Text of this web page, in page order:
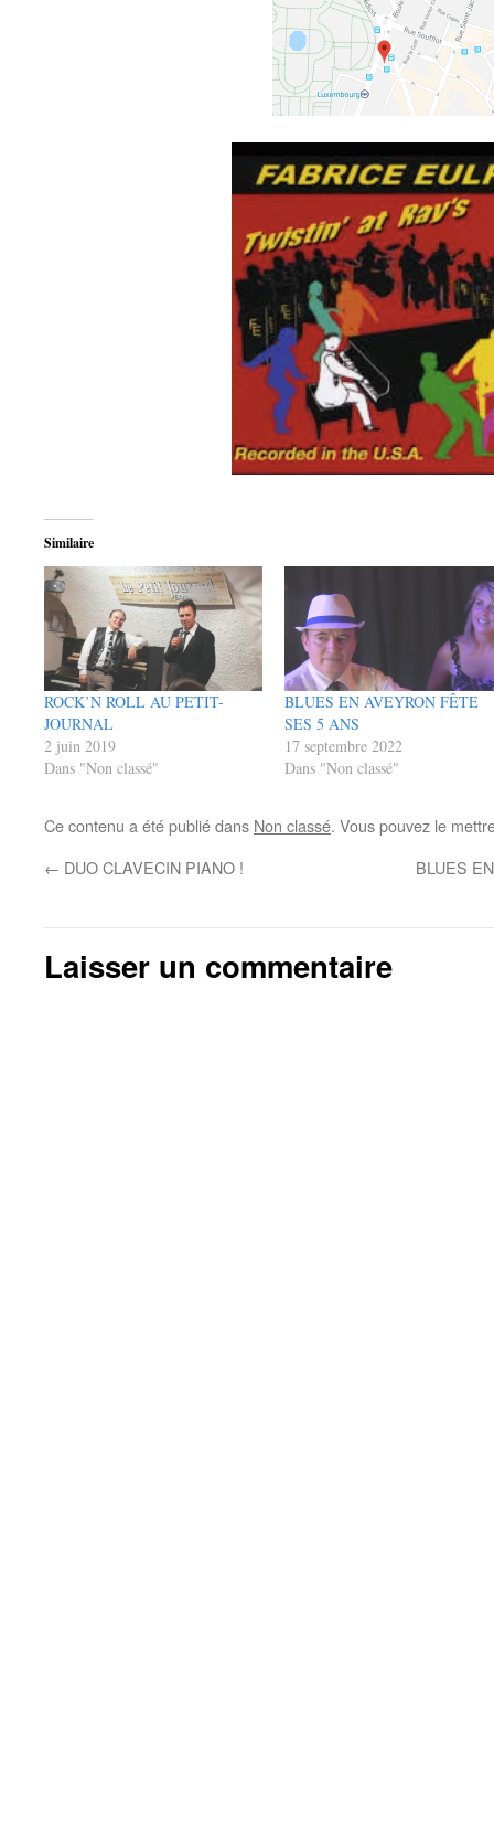
Similaire
ROCK’N ROLL AU PETIT-
JOURNAL
2 juin 2019
Dans "Non classé"
BLUES EN AVEYRON FÊTE
SES 5 ANS
17 septembre 2022
Dans "Non classé"
Ce contenu a été publié dans Non classé. Vous pouvez le
← DUO CLAVECIN PIANO ! BLUES
Laisser un commentaire